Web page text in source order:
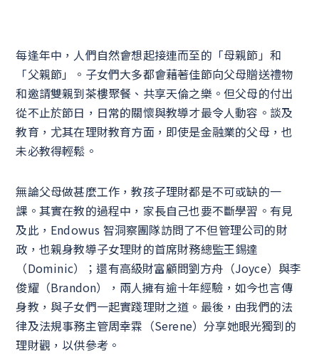
每逢年中，人們自然會想起接連而至的「母親節」和
「父親節」。子女們大多都會藉著佳節向父母贈送禮物
和邀請雙親到茶樓聚餐、共享天倫之樂。但父母的付出
從不止於節日，日常的關懷與教導才最令人動容。談及
教育，尤其在理財教育方面，即使是金融業的父母，也
未必教得輕鬆。
無論父母做甚麼工作，教孩子理財都是不可或缺的一
課。其實在教的過程中，家長自己也要不斷學習。有見
及此，Endowus 智洞察團隊訪問了不但管理公司的財
政，也親身教導子女理財的首席財務總監王錫達
（Dominic）；還有高級財富顧問劉方舟（Joyce）與李
俊耀（Brandon），兩人擁有逾十年經驗，如今也言傳
身教，與子女們一起實踐理財之道。最後，由我們的法
律及法規事務主管周幸霖（Serene）分享她眼光獨到的
理財觀，以供參考。